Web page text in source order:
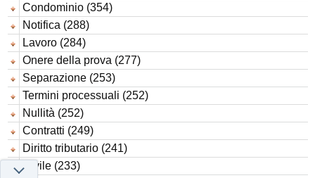
Condominio (354)
Notifica (288)
Lavoro (284)
Onere della prova (277)
Separazione (253)
Termini processuali (252)
Nullità (252)
Contratti (249)
Diritto tributario (241)
Civile (233)